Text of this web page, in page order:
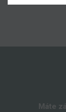
Máte